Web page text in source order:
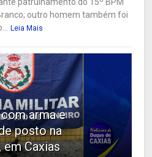
outro homem também foi
Leia Mais
arma e
posto na
em Caxias